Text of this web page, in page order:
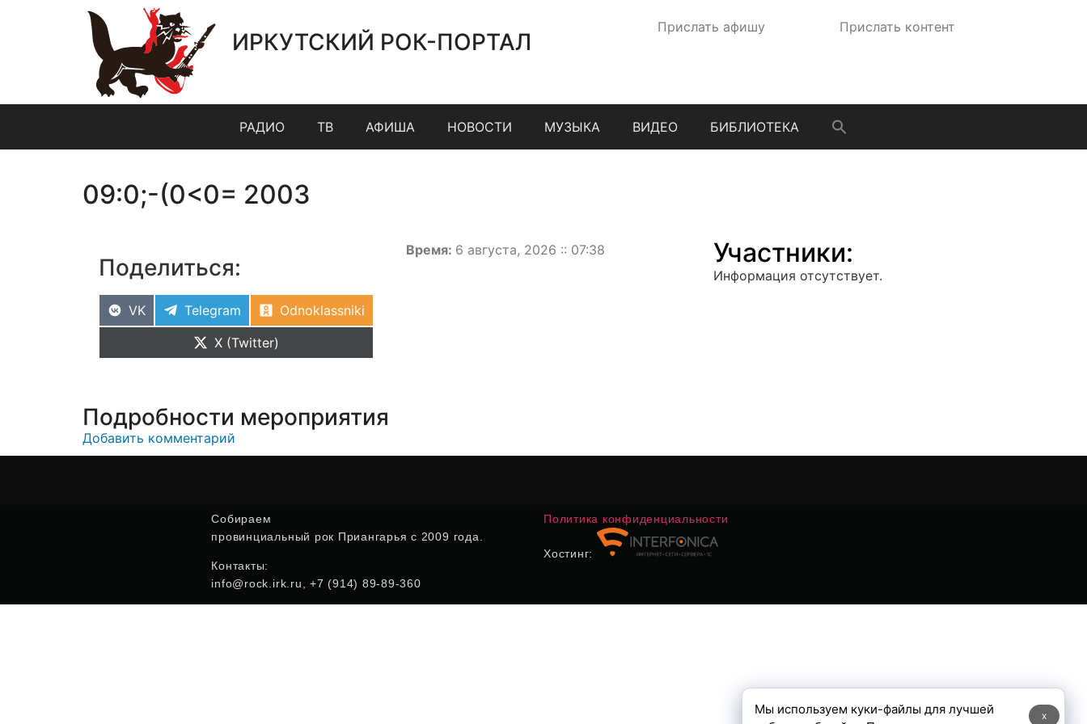
ИРКУТСКИЙ РОК-ПОРТАЛ
Прислать афишу Прислать контент
РАДИО ТВ АФИША НОВОСТИ МУЗЫКА ВИДЕО БИБЛИОТЕКА
09:0;-(0<0= 2003
Поделиться:
VK Telegram
Odnoklassniki
X (Twitter)
Время: 6 августа, 2026 :: 07:38 Участники:
Информация отсутствует.
Подробности мероприятия
Добавить комментарий
Собираем
провинциальный рок Приангарья с 2009 года.
Контакты:
info@rock.irk.ru, +7 (914) 89-89-360
Политика конфиденциальности
Хостинг:
x
Мы используем куки-файлы для лучшей